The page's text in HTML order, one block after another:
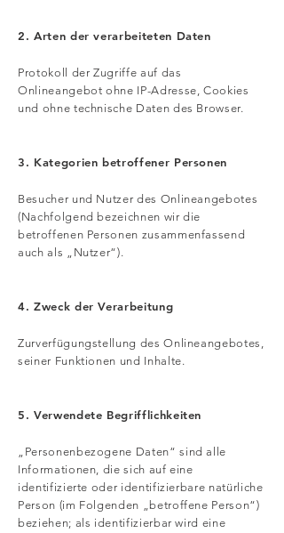
2. Arten der verarbeiteten Daten
Protokoll der Zugriffe auf das
Onlineangebot ohne IP-Adresse, Cookies
und ohne technische Daten des Browser.
3. Kategorien betroffener Personen
Besucher und Nutzer des Onlineangebotes
(Nachfolgend bezeichnen wir die
betroffenen Personen zusammenfassend
auch als „Nutzer“).
4. Zweck der Verarbeitung
Zurverfügungstellung des Onlineangebotes,
seiner Funktionen und Inhalte.
5. Verwendete Begrifflichkeiten
„Personenbezogene Daten“ sind alle
Informationen, die sich auf eine
identifizierte oder identifizierbare natürliche
Person (im Folgenden „betroffene Person“)
beziehen; als identifizierbar wird eine